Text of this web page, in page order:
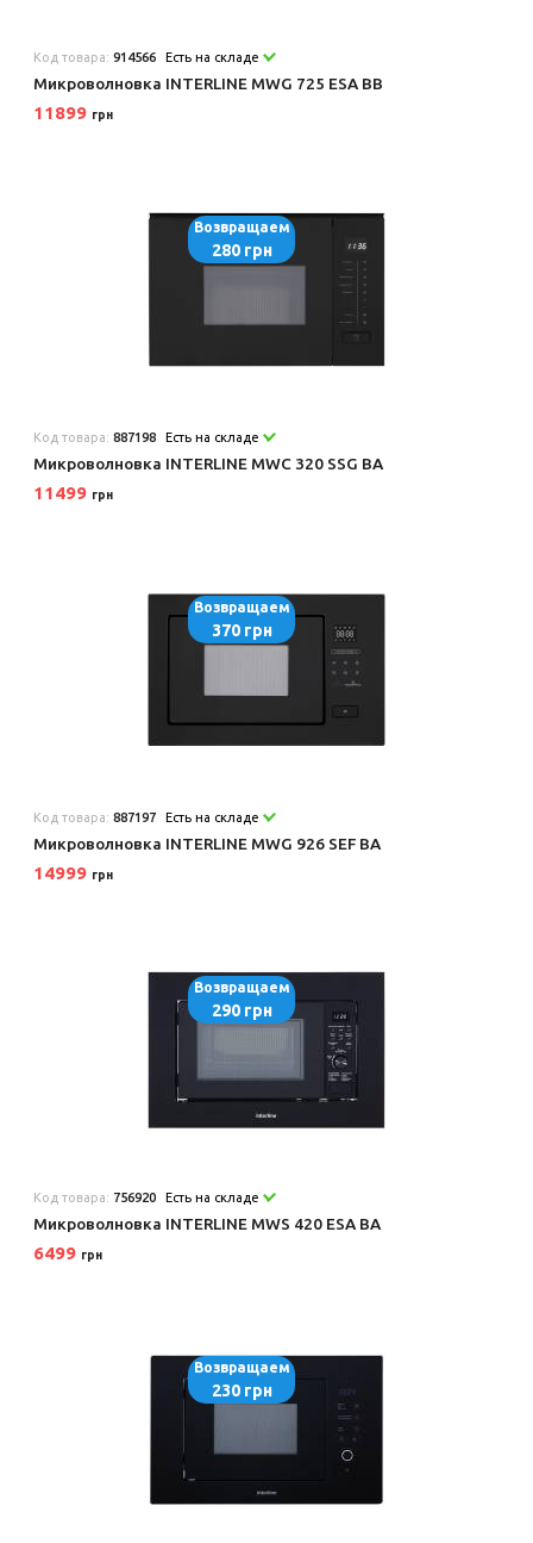
Код товара:914566 Есть на складе
Микроволновка INTERLINE MWG 725 ESA BB
11899 грн
Возвращаем
280 грн
Код товара:887198 Есть на складе
Микроволновка INTERLINE MWC 320 SSG BA
11499 грн
Возвращаем
370 грн
Код товара:887197 Есть на складе
Микроволновка INTERLINE MWG 926 SEF BA
14999 грн
Возвращаем
290 грн
Код товара: 756920 Есть на складе
Микроволновка INTERLINE MWS 420 ESA BA
6499 грн
Возвращаем
230 грн